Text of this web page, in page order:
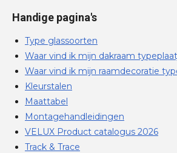
Handige pagina's
Type glassoorten
Waar vind ik mijn dakraam
Waar vind ik mijn raamdecoratie
Kleurstalen
Maattabel
Montagehandleidingen
VELUX Product catalogus 2026
Track & Trace